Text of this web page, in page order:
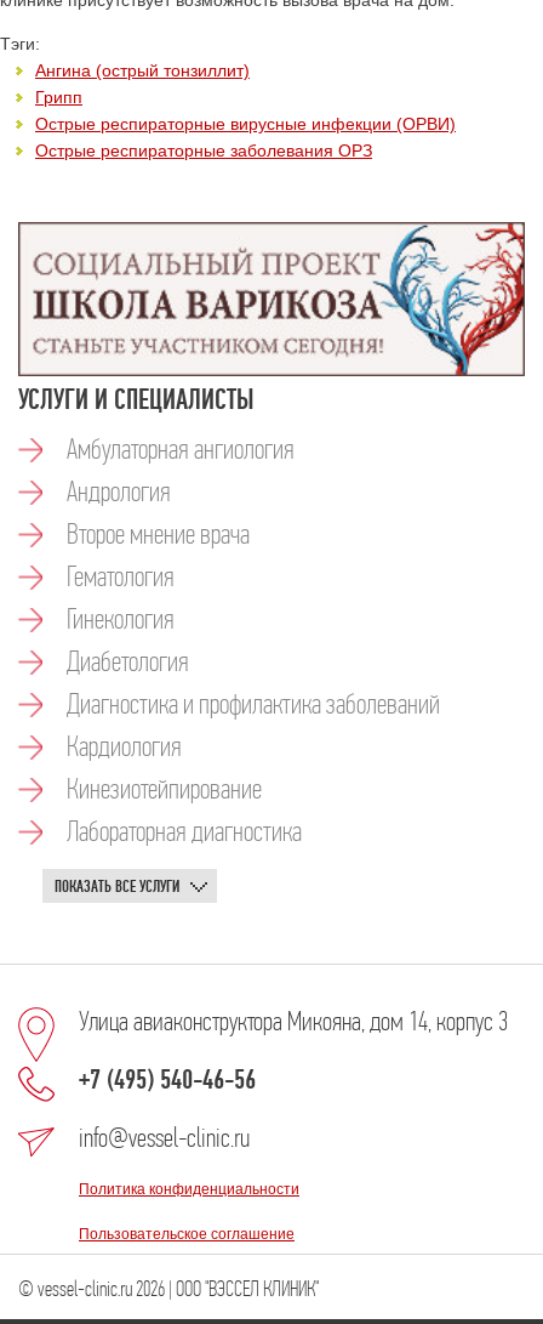
Тэги:
Ангина (острый тонзиллит)
Грипп
Острые респираторные вирусные инфекции (ОРВИ)
Острые респираторные заболевания ОРЗ
УСЛУГИ И СПЕЦИАЛИСТЫ
Амбулаторная ангиология
Андрология
Второе мнение врача
Гематология
Гинекология
Диабетология
Диагностика и профилактика заболеваний
Кардиология
Кинезиотейпирование
Лабораторная диагностика
ПОКАЗАТЬ ВСЕ УСЛУГИ
Улица авиаконструктора Микояна, дом 14, корпус 3
+7 (495) 540-46-56
info@vessel-clinic.ru
Политика конфиденциальности
Пользовательское соглашение
© vessel-clinic.ru 2026 | ООО "ВЭССЕЛ КЛИНИК"